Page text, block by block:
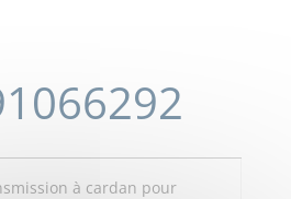
à cardan pour